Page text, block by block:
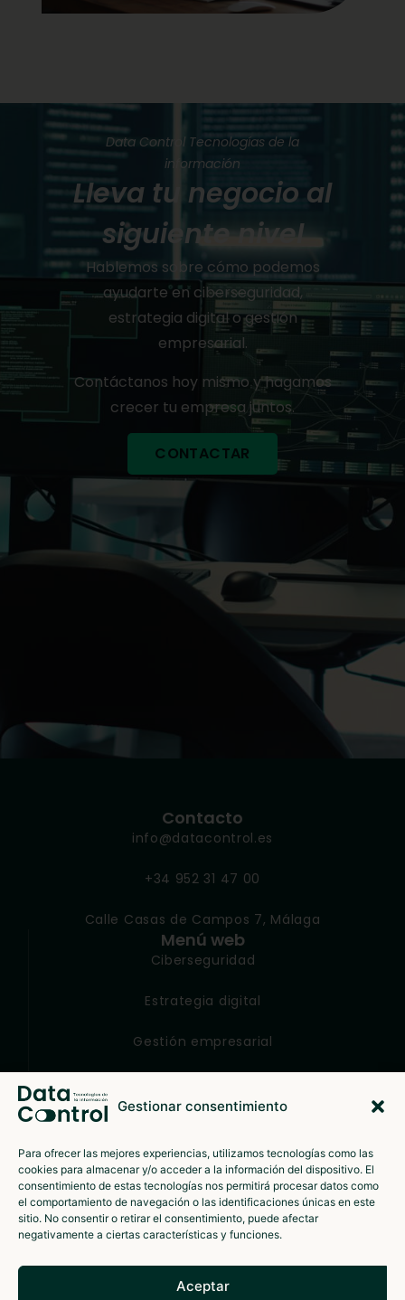
Gestionar consentimiento
Para ofrecer las mejores experiencias, utilizamos tecnologías como las
cookies para almacenar y/o acceder a la información del dispositivo. El
consentimiento de estas tecnologías nos permitirá procesar datos como
el comportamiento de navegación o las identificaciones únicas en este
sitio. No consentir o retirar el consentimiento, puede afectar
negativamente a ciertas características y funciones.
Aceptar
Data Control Tecnologías de la
información
Lleva tu negocio al
siguiente nivel
Hablemos sobre cómo podemos
ayudarte en ciberseguridad,
estrategia digital o gestión
empresarial.
Contáctanos hoy mismo y hagamos
crecer tu empresa juntos.
CONTACTAR
Contacto
info@datacontrol.es
+34 952 31 47 00
Calle Casas de Campos 7, Málaga
Menú web
Ciberseguridad
Estrategia digital
Gestión empresarial
Políticas
Política de privacidad
Política de cookies